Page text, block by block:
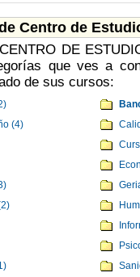
Centro de
DE
que ves a
de sus cursos:
(4)